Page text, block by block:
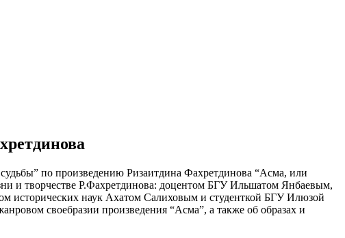
по произведению Ризаитдина Фахретдинова “Асма, или
и творчестве Р.Фахретдинова: доцентом БГУ Ильшатом Янбаевым,
исторических наук Ахатом Салиховым и студенткой БГУ Илюзой
своебразии произведения “Асма”, а также об образах и